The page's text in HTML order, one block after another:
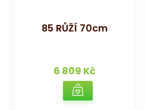
85 RŮŽÍ 70cm
6 809 Kč